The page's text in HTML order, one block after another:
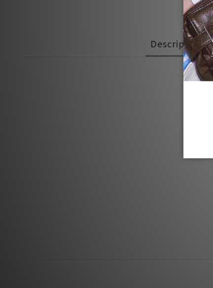
Description